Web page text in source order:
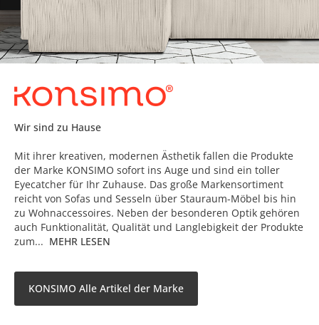
Wir sind zu Hause
Mit ihrer kreativen, modernen Ästhetik fallen die Produkte
der Marke KONSIMO sofort ins Auge und sind ein toller
Eyecatcher für Ihr Zuhause. Das große Markensortiment
reicht von Sofas und Sesseln über Stauraum-Möbel bis hin
zu Wohnaccessoires. Neben der besonderen Optik gehören
auch Funktionalität, Qualität und Langlebigkeit der Produkte
zum... MEHR LESEN
KONSIMO Alle Artikel der Marke